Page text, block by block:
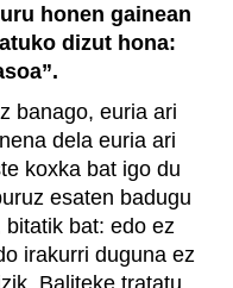
honen gainean
dizut hona:
banago, euria ari
dela euria ari
koxka bat igo du
esaten badugu
bat: edo ez
irakurri duguna ez